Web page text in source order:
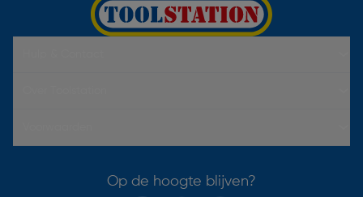
Op de hoogte blijven?